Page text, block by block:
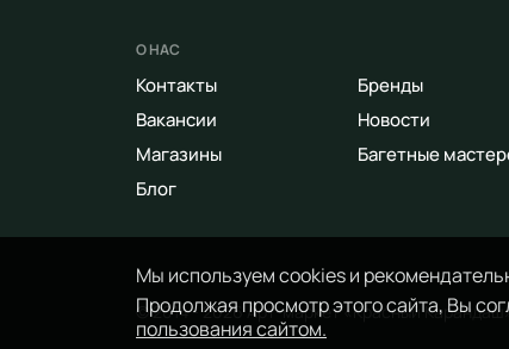
Мы используем cookies и
Продолжая просмотр этого сайта, Вы
пользования сайтом.
О НАС
Контакты
Вакансии
Магазины
Блог
Бренды
Новости
Багетные
© 2014 - 2026 Арт-маркет «Красный